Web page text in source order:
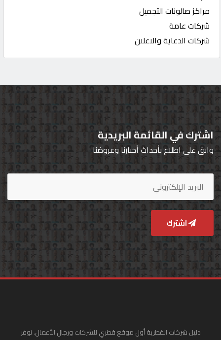
مراكز صالونات التجميل
شركات عامة
شركات الدعاية والاعلان
اشترك في القائمة البريدية
وابق على اطلاع بأحداث أخبارنا وعروضنا
اشترك
دليل شركات القطرية أول موقع قطري للشركات ورجال الأعمال. نوفر